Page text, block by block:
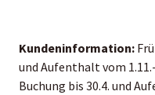
Kundeninformation:
und Aufenthalt vom
Buchung bis 30.4. und